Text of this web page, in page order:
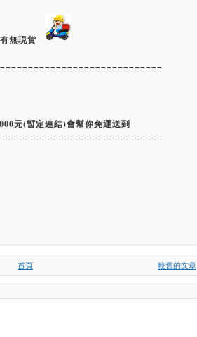
無現貨
元(暫定連結)會幫你免運送到
較舊的文章
首頁